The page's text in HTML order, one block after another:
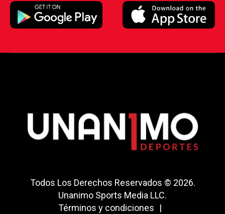
Todos Los Derechos Reservados © 2026.
Unanimo Sports Media LLC.
Términos y condiciones